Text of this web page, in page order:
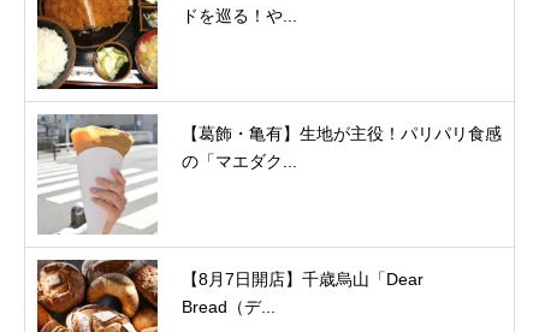
ドを巡る！や...
【葛飾・亀有】生地が主役！パリパリ食感
の「マエダク...
【8月7日開店】千歳烏山「Dear
Bread（デ...